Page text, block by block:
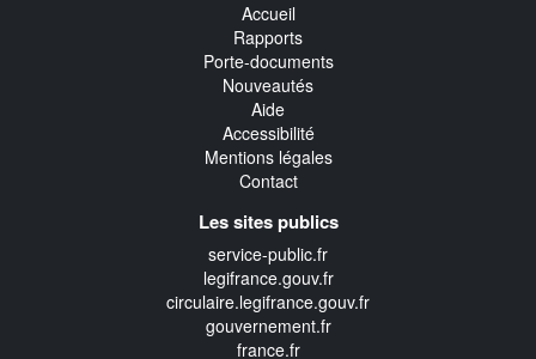
Accueil
Rapports
Porte-documents
Nouveautés
Aide
Accessibilité
Mentions légales
Contact
Les sites publics
service-public.fr
legifrance.gouv.fr
circulaire.legifrance.gouv.fr
gouvernement.fr
france.fr